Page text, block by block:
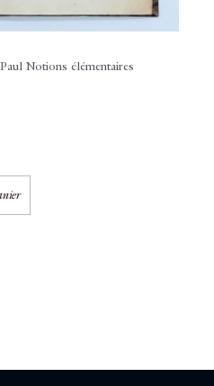
Notions élémentaires